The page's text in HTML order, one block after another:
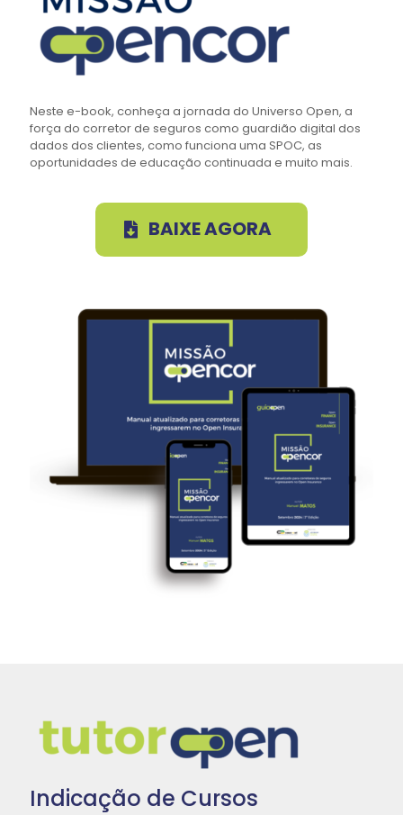
Neste e-book, conheça a jornada do Universo Open, a
força do corretor de seguros como guardião digital dos
dados dos clientes, como funciona uma SPOC, as
oportunidades de educação continuada e muito mais.
BAIXE AGORA
Indicação de Cursos